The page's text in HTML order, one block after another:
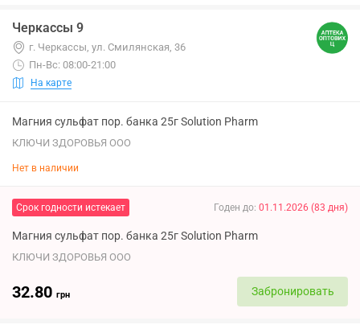
Черкассы 9
г. Черкассы, ул. Смилянская, 36
Пн-Вс: 08:00-21:00
На карте
Магния сульфат пор. банка 25г Solution Pharm
КЛЮЧИ ЗДОРОВЬЯ ООО
Нет в наличии
Срок годности истекает Годен до: 01.11.2026 (83 дня)
Магния сульфат пор. банка 25г Solution Pharm
КЛЮЧИ ЗДОРОВЬЯ ООО
32.80 грн Забронировать